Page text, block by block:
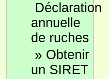
Déclaration
annuelle
de ruches
» Obtenir
un SIRET